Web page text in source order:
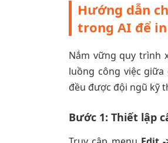
Hướng dẫn
trong AI để
Nắm vững quy trình
luồng công việc giữa
đều được đội ngũ kỹ
Bước 1: Thiết lập